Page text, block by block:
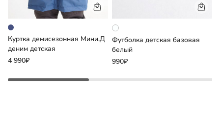
Куртка демисезонная Мини.Д
деним детская
4 990₽
Футболка детская базовая
белый
990₽